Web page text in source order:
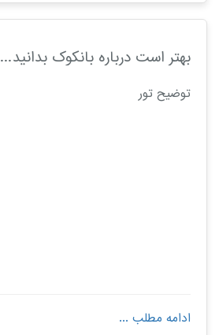
بهتر است درباره بانکوک بدانید...
توضیح تور
ادامه مطلب ...